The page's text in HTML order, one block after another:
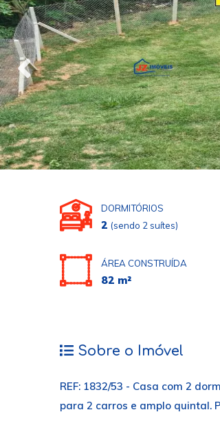
DORMITÓRIOS
2 (sendo 2 suítes)
ÁREA CONSTRUÍDA
82 m²
Sobre o Imóvel
REF: 1832/53 - Casa com 2
para 2 carros e amplo quintal.